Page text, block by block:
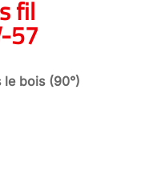
fil
57
le bois (90°)